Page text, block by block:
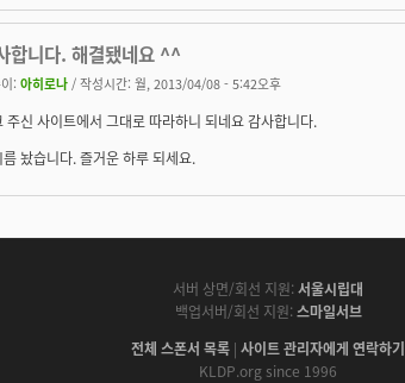
합니다. 해결됐네요 ^^
: 아히로나 / 작성시간: 월, 2013/04/08 - 5:42오후
주신 사이트에서 그대로 따라하니 되네요 감사합니다.
름 놨습니다. 즐거운 하루 되세요.
서버 상면/회선 지원: 서울시립대
백업서버/회선 지원: 스마일서브
전체 스폰서 목록 | 사이트 관리자에게 연락하기
KLDP.org since 1996